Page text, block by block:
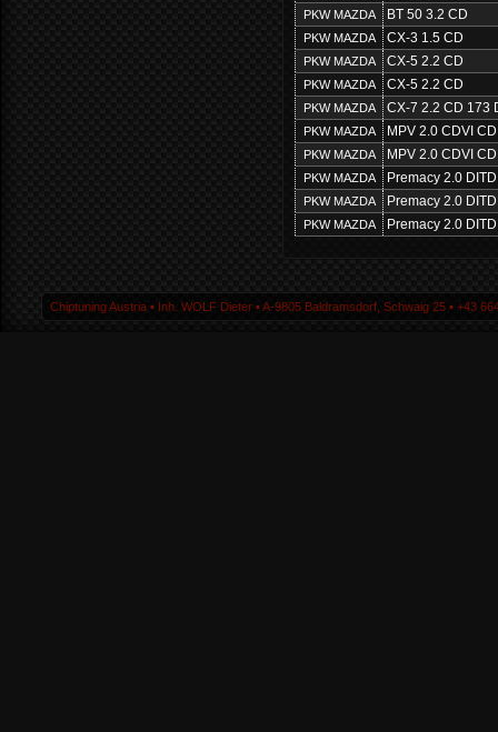
PKW MAZDA BT 50 3.2 CD
PKW MAZDA CX-3 1.5 CD
PKW MAZDA CX-5 2.2 CD
PKW MAZDA CX-5 2.2 CD
PKW MAZDA CX-7 2.2 CD 173
PKW MAZDA MPV 2.0 CDVI
PKW MAZDA MPV 2.0 CDVI
PKW MAZDA Premacy 2.0
PKW MAZDA Premacy 2.0
PKW MAZDA Premacy 2.0
Chiptuning Austria ▪ Inh. WOLF Dieter ▪ A-9805 Baldramsdorf, Schwaig 25 ▪ +43